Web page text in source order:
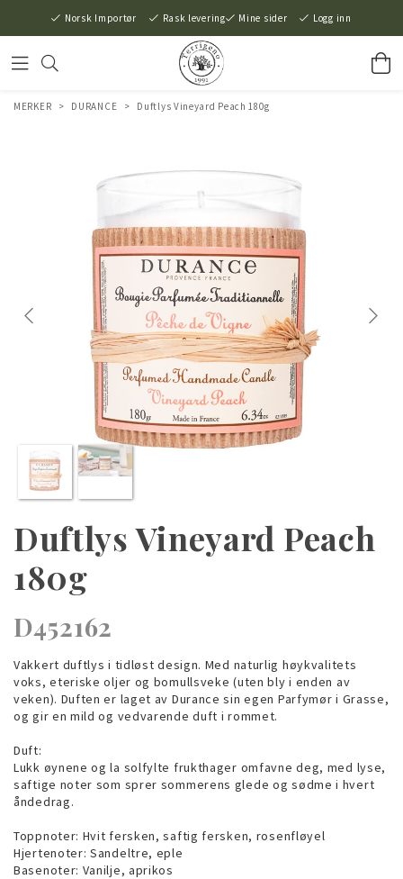
Norsk Importør Rask levering Mine sider Logg inn
MERKER > DURANCE > Duftlys Vineyard Peach 180g
Duftlys Vineyard Peach
180g
D452162
Vakkert duftlys i tidløst design. Med naturlig høykvalitets
voks, eteriske oljer og bomullsveke (uten bly i enden av
veken). Duften er laget av Durance sin egen Parfymør i Grasse,
og gir en mild og vedvarende duft i rommet.
Duft:
Lukk øynene og la solfylte frukthager omfavne deg, med lyse,
saftige noter som sprer sommerens glede og sødme i hvert
åndedrag.
Toppnoter: Hvit fersken, saftig fersken, rosenfløyel
Hjertenoter: Sandeltre, eple
Basenoter: Vanilje, aprikos